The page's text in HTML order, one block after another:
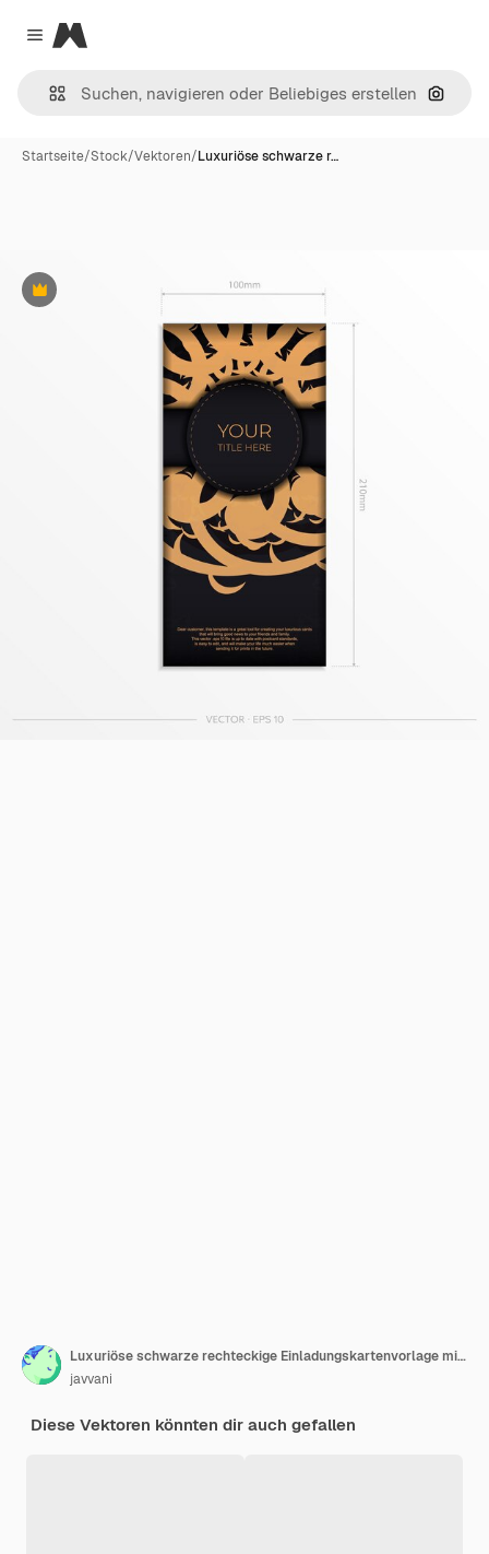
Close menu
Magnific
Nach
Startseite/Stock/Vektoren/Luxuriöse schwarze r…
Premium
Luxuriöse schwarze rechteckige Einladungskartenvorlage mit abstraktem Vintage-Ornament Elegante und klassische Vektorelemente eignen sich hervorragend für die Dekoration
javvani
Diese Vektoren könnten dir auch gefallen